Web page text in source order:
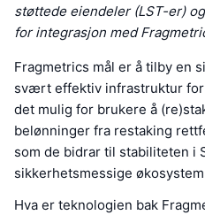
støttede eiendeler (LST-er)
for integrasjon med
Fragmetrics mål er å tilby en
svært effektiv infrastruktur
det mulig for brukere å
belønninger fra restaking
som de bidrar til stabiliteten i
sikkerhetsmessige
Hva er teknologien bak